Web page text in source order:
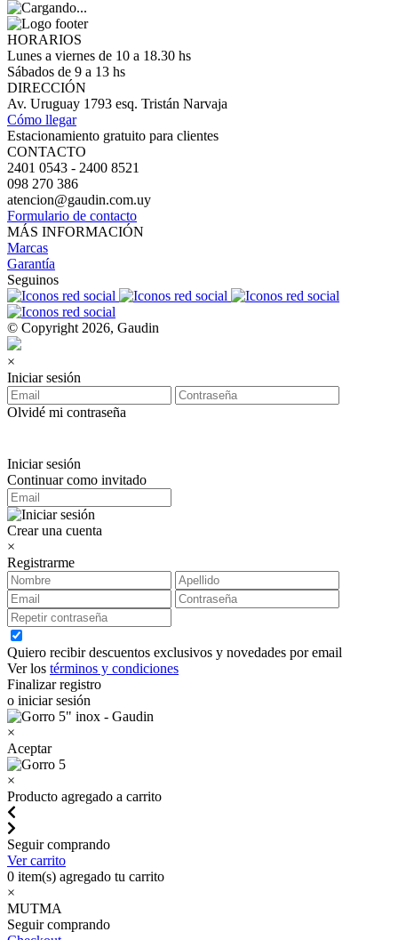
HORARIOS
Lunes a viernes de 10 a 18.30 hs
Sábados de 9 a 13 hs
DIRECCIÓN
Av. Uruguay 1793 esq. Tristán Narvaja
Cómo llegar
Estacionamiento gratuito para clientes
CONTACTO
2401 0543 - 2400 8521
098 270 386
atencion@gaudin.com.uy
Formulario de contacto
MÁS INFORMACIÓN
Marcas
Garantía
Seguinos
© Copyright 2026, Gaudin
×
Iniciar sesión
Olvidé mi contraseña
Iniciar sesión
Continuar como invitado
Crear una cuenta
×
Registrarme
Quiero recibir descuentos exclusivos y novedades por email
Ver los términos y condiciones
Finalizar registro
o iniciar sesión
×
Aceptar
×
Producto agregado a carrito
Seguir comprando
Ver carrito
0 item(s) agregado tu carrito
×
MUTMA
Seguir comprando